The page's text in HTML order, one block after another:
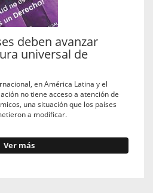
deben avanzar
universal de
en América Latina y el
no tiene acceso a atención de
una situación que los países
a modificar.
Ver más